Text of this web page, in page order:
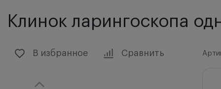
Клинок ларингоскопа
В избранное Сравнить